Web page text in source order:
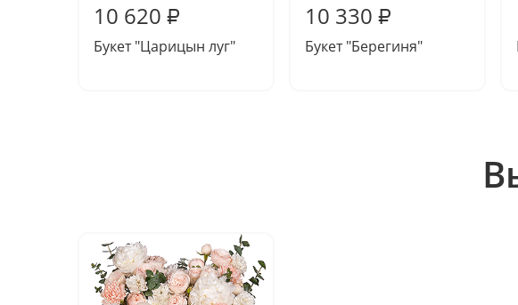
10 620 ₽
Букет "Царицын луг"
10 330 ₽
Букет "Берегиня"